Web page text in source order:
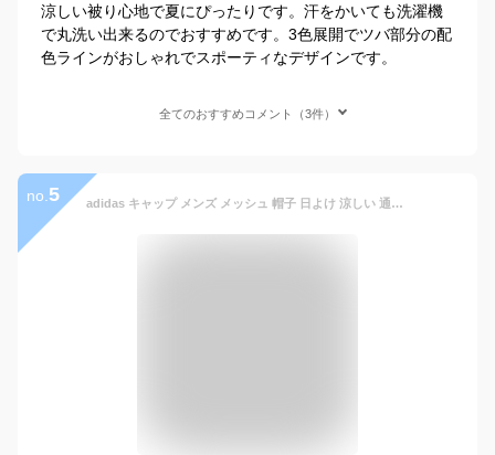
涼しい被り心地で夏にぴったりです。汗をかいても洗濯機
で丸洗い出来るのでおすすめです。3色展開でツバ部分の配
色ラインがおしゃれでスポーティなデザインです。
全てのおすすめコメント（3件）
no. 5 adidas キャップ メンズ メッシュ 帽子 日よけ 涼しい 通気性が良い 洗濯可能 色褪せしにくい 吸汗速乾 ロゴキャップ 大きいサイズ ベージュ ブラック ホワイト カレッジネイビー レッド［ baseball cap ］父の日 プレゼント adidas 帽子 通販 誕生日 ギフト ラッピング無料